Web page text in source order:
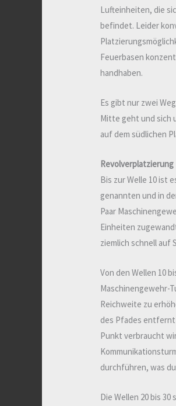
Lufteinheiten, die
befindet. Leider
Feuerbasen
handhaben.
Es gibt nur zwei
Mitte geht und sich
auf dem südlichen
Revolverplatzierung
Bis zur Welle 10 ist
genannten und in
Paar
Einheiten
ziemlich schnell
Von den Wellen 10
Maschinengewehr-
Reichweite zu
des Pfades entfernt
Punkt verbraucht
durchführen, was
Die Wellen 20 bis